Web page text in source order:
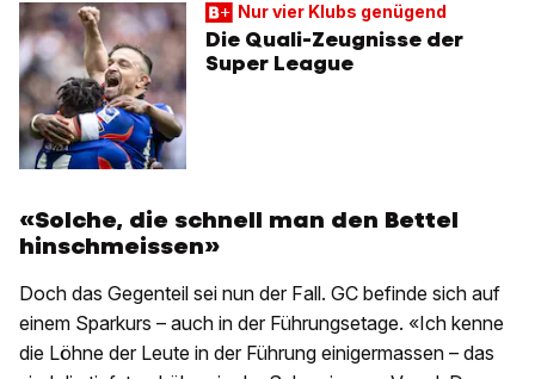
Nur vier Klubs genügend
Die Quali-Zeugnisse der
Super League
«Solche, die schnell man den Bettel
hinschmeissen»
Doch das Gegenteil sei nun der Fall. GC befinde sich auf
einem Sparkurs – auch in der Führungsetage. «Ich kenne
die Löhne der Leute in der Führung einigermassen – das